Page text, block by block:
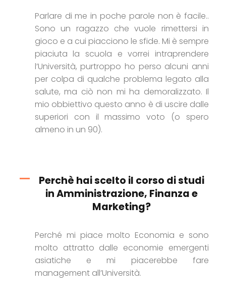
Parlare di me in poche parole non è facile..
Sono un ragazzo che vuole rimettersi in
gioco e a cui piacciono le sfide. Mi è sempre
piaciuta la scuola e vorrei intraprendere
l’Università, purtroppo ho perso alcuni anni
per colpa di qualche problema legato alla
salute, ma ciò non mi ha demoralizzato. Il
mio obbiettivo questo anno è di uscire dalle
superiori con il massimo voto (o spero
almeno in un 90).
Perchè hai scelto il corso di studi
in Amministrazione, Finanza e
Marketing?
Perché mi piace molto Economia e sono
molto attratto dalle economie emergenti
asiatiche e mi piacerebbe fare
management all’Università.